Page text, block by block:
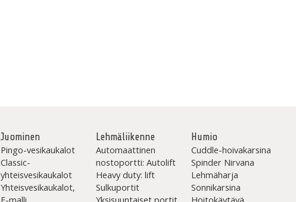
Juominen
Pingo-vesikaukalot
Classic-
yhteisvesikaukalot
Yhteisvesikaukalot,
F-malli
Lehmäliikenne
Automaattinen
nostoportti: Autolift
Heavy duty: lift
Sulkuportit
Yksisuuntaiset portit
Humio
Cuddle-hoivakarsina
Spinder Nirvana
Lehmäharja
Sonnikarsina
Hoitokäytävä